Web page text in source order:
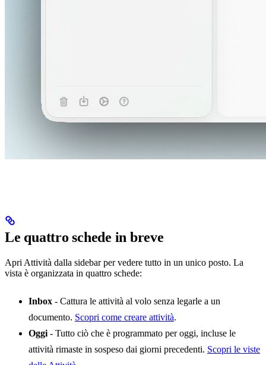
Le quattro schede in breve
Apri Attività dalla sidebar per vedere tutto in un unico posto. La
vista è organizzata in quattro schede:
Inbox - Cattura le attività al volo senza legarle a un
documento. Scopri come creare attività.
Oggi - Tutto ciò che è programmato per oggi, incluse le
attività rimaste in sospeso dai giorni precedenti. Scopri le viste